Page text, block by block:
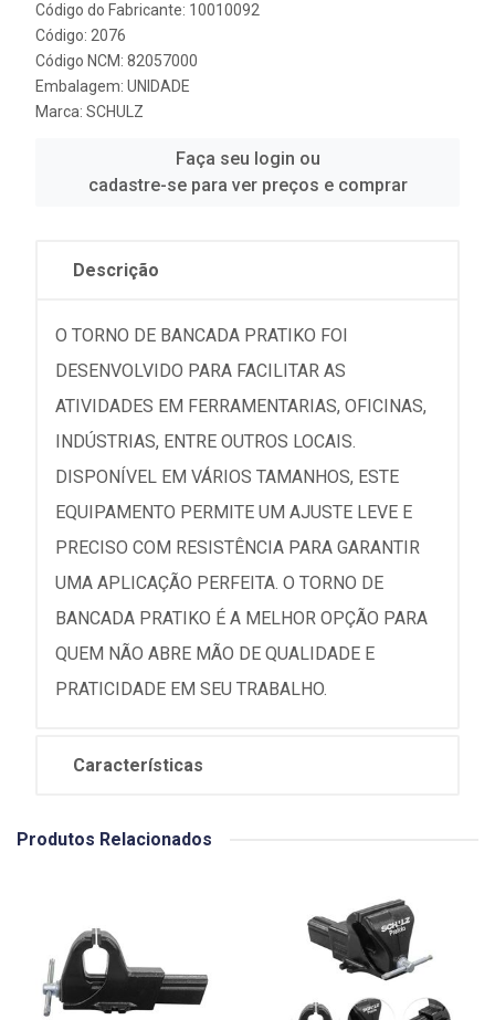
Código do Fabricante: 10010092
Código: 2076
Código NCM: 82057000
Embalagem: UNIDADE
Marca: SCHULZ
Faça seu login ou
cadastre-se para ver preços e comprar
Descrição
O TORNO DE BANCADA PRATIKO FOI
DESENVOLVIDO PARA FACILITAR AS
ATIVIDADES EM FERRAMENTARIAS, OFICINAS,
INDÚSTRIAS, ENTRE OUTROS LOCAIS.
DISPONÍVEL EM VÁRIOS TAMANHOS, ESTE
EQUIPAMENTO PERMITE UM AJUSTE LEVE E
PRECISO COM RESISTÊNCIA PARA GARANTIR
UMA APLICAÇÃO PERFEITA. O TORNO DE
BANCADA PRATIKO É A MELHOR OPÇÃO PARA
QUEM NÃO ABRE MÃO DE QUALIDADE E
PRATICIDADE EM SEU TRABALHO.
Características
Produtos Relacionados